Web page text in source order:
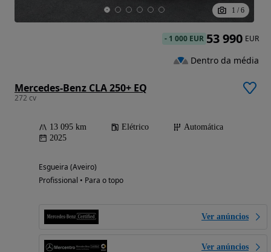
1 / 6
Mercedes-Benz CLA 250+ EQ
272 cv
13 095 km Elétrico
Automática
2025
Esgueira (Aveiro)
Profissional • Para o topo
Ver anúncios
Ver anúncios
- 1 000 EUR 53 990 EUR
Dentro da média